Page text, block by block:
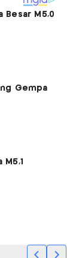
Besar M5,0
Gempa